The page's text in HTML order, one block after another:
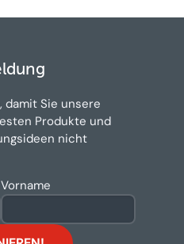
damit Sie unsere
Produkte und
nicht
Vorname